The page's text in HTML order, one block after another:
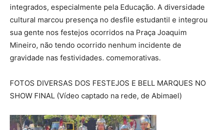
integrados, especialmente pela Educação. A diversidade
cultural marcou presença no desfile estudantil e integrou
sua gente nos festejos ocorridos na Praça Joaquim
Mineiro, não tendo ocorrido nenhum incidente de
gravidade nas festividades. comemorativas.
FOTOS DIVERSAS DOS FESTEJOS E BELL MARQUES NO
SHOW FINAL (Vídeo captado na rede, de Abimael)